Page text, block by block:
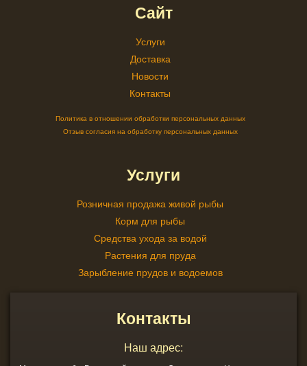
Сайт
Услуги
Доставка
Новости
Контакты
Политика в отношении обработки персональных данных
Отзыв согласия на обработку персональных данных
Услуги
Розничная продажа живой рыбы
Корм для рыбы
Средства ухода за водой
Растения для пруда
Зарыбление прудов и водоемов
Контакты
Наш адрес: